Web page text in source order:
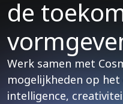
de
Werk samen met
mogelijkheden op het
intelligence,